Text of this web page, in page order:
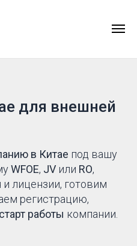
для внешней
в Китае под вашу
WFOE, JV или RO,
лицензии, готовим
регистрацию,
работы компании.